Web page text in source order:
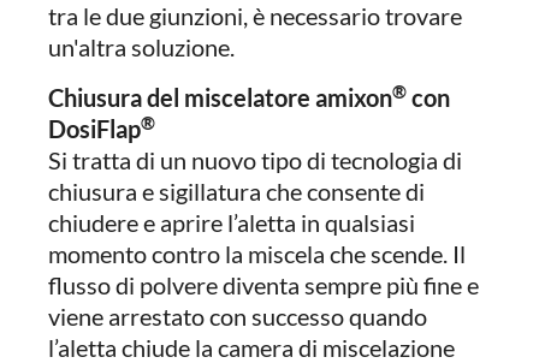
tra le due giunzioni, è necessario trovare
un'altra soluzione.
Chiusura del miscelatore amixon® con
DosiFlap®
Si tratta di un nuovo tipo di tecnologia di
chiusura e sigillatura che consente di
chiudere e aprire l’aletta in qualsiasi
momento contro la miscela che scende. Il
flusso di polvere diventa sempre più fine e
viene arrestato con successo quando
l’aletta chiude la camera di miscelazione